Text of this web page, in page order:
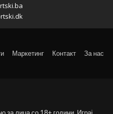
Маркетинг Контакт За нас
за лица со 18+ години. Играј